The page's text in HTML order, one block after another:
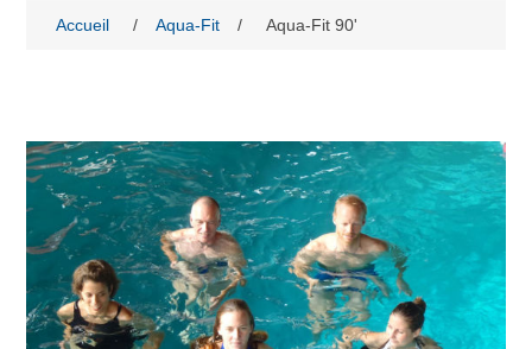
Accueil / Aqua-Fit / Aqua-Fit 90'